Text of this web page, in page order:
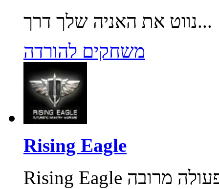
נווט את האניה שלך דרך...
משחקים להורדה
Rising Eagle